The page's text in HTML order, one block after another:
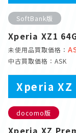
SoftBank版
Xperia XZ1
未使用品買取価格：
中古買取価格：ASK
Xperia
docomo版
Xperia XZ